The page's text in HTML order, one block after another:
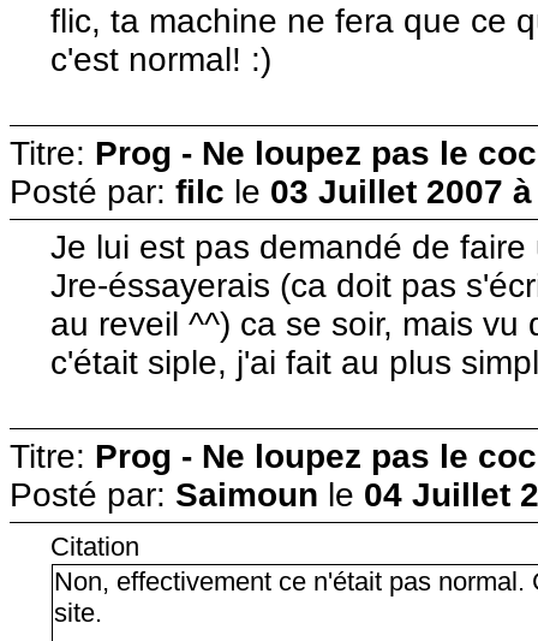
flic, ta machine ne fera que ce
c'est normal! :)
Titre: Prog - Ne loupez pas le
Posté par: filc le 03 Juillet 2007
Je lui est pas demandé de
Jre-éssayerais (ca doit pas
au reveil ^^) ca se soir, mais
c'était siple, j'ai fait au plus
Titre: Prog - Ne loupez pas le
Posté par: Saimoun le 04 Juillet
Citation
Non, effectivement ce n'était pas
site.